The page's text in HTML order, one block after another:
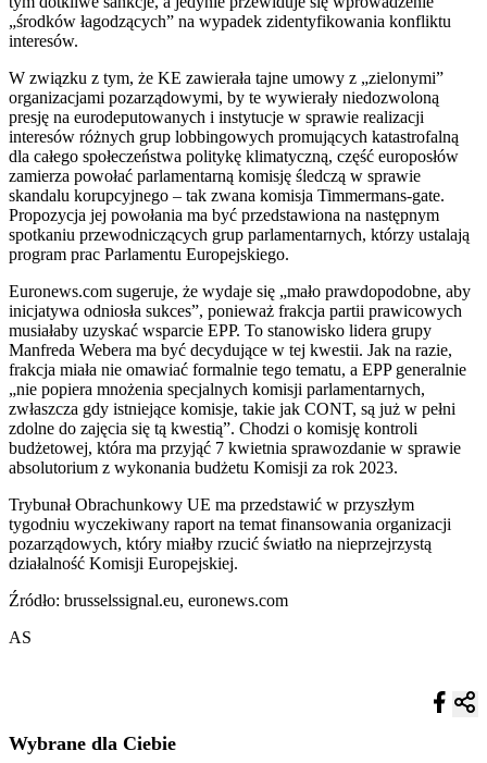
„środków łagodzących” na wypadek zidentyfikowania konfliktu
interesów.
W związku z tym, że KE zawierała tajne umowy z „zielonymi”
organizacjami pozarządowymi, by te wywierały niedozwoloną
presję na eurodeputowanych i instytucje w sprawie realizacji
interesów różnych grup lobbingowych promujących katastrofalną
dla całego społeczeństwa politykę klimatyczną, część europosłów
zamierza powołać parlamentarną komisję śledczą w sprawie
skandalu korupcyjnego – tak zwana komisja Timmermans-gate.
Propozycja jej powołania ma być przedstawiona na następnym
spotkaniu przewodniczących grup parlamentarnych, którzy ustalają
program prac Parlamentu Europejskiego.
Euronews.com sugeruje, że wydaje się „mało prawdopodobne, aby
inicjatywa odniosła sukces”, ponieważ frakcja partii prawicowych
musiałaby uzyskać wsparcie EPP. To stanowisko lidera grupy
Manfreda Webera ma być decydujące w tej kwestii. Jak na razie,
frakcja miała nie omawiać formalnie tego tematu, a EPP generalnie
„nie popiera mnożenia specjalnych komisji parlamentarnych,
zwłaszcza gdy istniejące komisje, takie jak CONT, są już w pełni
zdolne do zajęcia się tą kwestią”. Chodzi o komisję kontroli
budżetowej, która ma przyjąć 7 kwietnia sprawozdanie w sprawie
absolutorium z wykonania budżetu Komisji za rok 2023.
Trybunał Obrachunkowy UE ma przedstawić w przyszłym
tygodniu wyczekiwany raport na temat finansowania organizacji
pozarządowych, który miałby rzucić światło na nieprzejrzystą
działalność Komisji Europejskiej.
Źródło: brusselssignal.eu, euronews.com
AS
Wybrane dla Ciebie